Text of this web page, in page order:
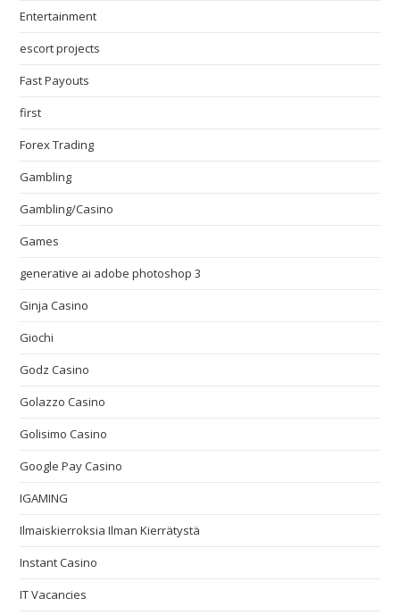
Entertainment
escort projects
Fast Payouts
first
Forex Trading
Gambling
Gambling/Casino
Games
generative ai adobe photoshop 3
Ginja Casino
Giochi
Godz Casino
Golazzo Casino
Golisimo Casino
Google Pay Casino
IGAMING
Ilmaiskierroksia Ilman Kierrätystä
Instant Casino
IT Vacancies